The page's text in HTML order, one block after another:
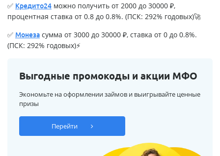
✅ Кредито24 можно получить от 2000 до 30000 ₽,
процентная ставка от 0.8 до 0.8%. (ПСК: 292% годовых)🚀
✅ Монеза сумма от 3000 до 30000 ₽, ставка от 0 до 0.8%.
(ПСК: 292% годовых)⚡
Выгодные промокоды и акции МФО
Экономьте на оформлении займов и выигрывайте ценные
призы
Перейти